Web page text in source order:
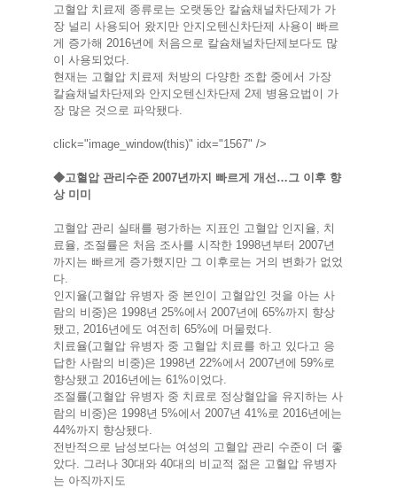
고혈압 치료제 종류로는 오랫동안 칼슘채널차단제가 가
장 널리 사용되어 왔지만 안지오텐신차단제 사용이 빠르
게 증가해 2016년에 처음으로 칼슘채널차단제보다도 많
이 사용되었다.
현재는 고혈압 치료제 처방의 다양한 조합 중에서 가장
칼슘채널차단제와 안지오텐신차단제 2제 병용요법이 가
장 많은 것으로 파악됐다.
click="image_window(this)" idx="1567" />
◆고혈압 관리수준 2007년까지 빠르게 개선…그 이후 향
상 미미
고혈압 관리 실태를 평가하는 지표인 고혈압 인지율, 치
료율, 조절률은 처음 조사를 시작한 1998년부터 2007년
까지는 빠르게 증가했지만 그 이후로는 거의 변화가 없었
다.
인지율(고혈압 유병자 중 본인이 고혈압인 것을 아는 사
람의 비중)은 1998년 25%에서 2007년에 65%까지 향상
됐고, 2016년에도 여전히 65%에 머물렀다.
치료율(고혈압 유병자 중 고혈압 치료를 하고 있다고 응
답한 사람의 비중)은 1998년 22%에서 2007년에 59%로
향상됐고 2016년에는 61%이었다.
조절률(고혈압 유병자 중 치료로 정상혈압을 유지하는 사
람의 비중)은 1998년 5%에서 2007년 41%로 2016년에는
44%까지 향상됐다.
전반적으로 남성보다는 여성의 고혈압 관리 수준이 더 좋
았다. 그러나 30대와 40대의 비교적 젊은 고혈압 유병자
는 아직까지도